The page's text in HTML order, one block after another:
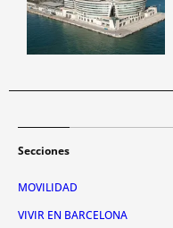
Secciones
MOVILIDAD
VIVIR EN BARCELONA